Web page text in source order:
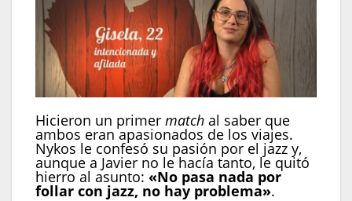
Hicieron un primer match al saber que
ambos eran apasionados de los viajes.
Nykos le confesó su pasión por el jazz y,
aunque a Javier no le hacía tanto, le quitó
hierro al asunto: «No pasa nada por
follar con jazz, no hay problema».